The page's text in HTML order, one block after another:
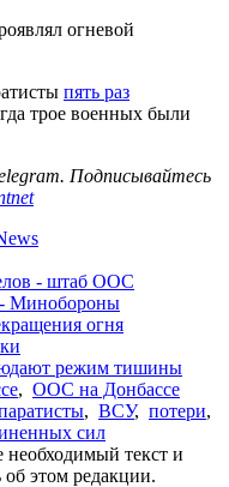
огневой
пять раз
трое военных были
Подписывайтесь
- штаб ООС
- Минобороны
огня
режим тишины
, ООС на Донбассе
, ВСУ, потери,
сил
текст и
этом редакции.